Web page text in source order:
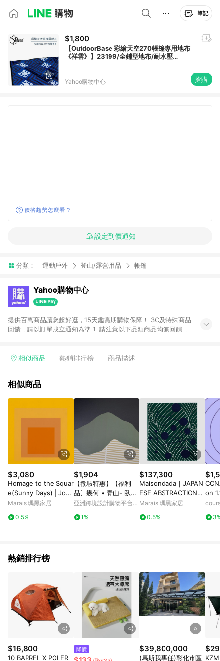
筆記
$1,800
【OutdoorBase 彩繪天空270帳篷專用地布
《祥雲》】23199/全鋪型地布/耐水壓
Yahoo購物中心 搶購
價格趨勢怎麼看？
設定到價通知
分類： 運動戶外 登山/露營用品 帳篷
Yahoo購物中心
提供百萬商品讓您超好逛，15天鑑賞期購物保障！ 3C及特殊商品
回饋，請以訂單成立通知為準 1. 請注意以下品類商品均無回饋：
電玩/遊戲/相機/單眼/鏡頭/拍立得 [2024/6/1起適用] -內接硬
的購回饋活動享Yahoo超贈點回饋者 - 購物中心商店之商品：商
3. 訂單回饋金額將扣除運費/購物金/超贈點/福利金/紅利折抵/折
價券等虛擬貨幣折抵 4. 大宗採購或批發轉賣不具回饋資格： 如
有相關事證認定您為大宗採購、批發轉賣而非最終消費使用者，
相關認定以Yahoo購物中心之認定為準
相似商品 熱銷排行榜 商品描述
相似商品
$3,080
Homage to the Squar
e(Sunny Days) | Jose
f Albers - 銀色鋁框-中
Marais 瑪黑家居
0.5%
$1,904
【微瑕特惠】【福利
品】幾何 • 青山- 臥室
掛畫/簡約風/北歐風
亞洲跨境設計購物平台
1%
$137,300
Maisondada｜JAPAN
ESE ABSTRACTIONS
N1 地毯壁毯居家生活
Marais 瑪黑家居
0.5%
on
熱銷排行榜
$16,800
10 BARREL X POLER
降價 $39,800,000
(馬斯我專任)彰化市區